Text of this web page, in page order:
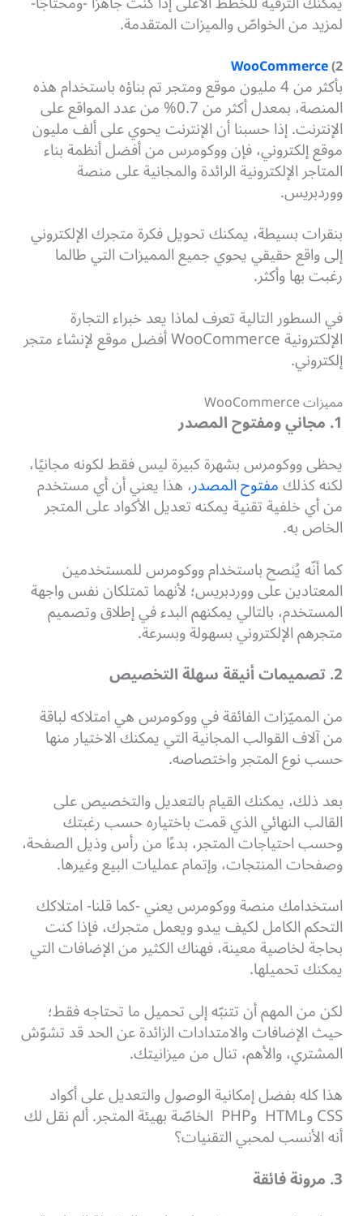
لمزيد من الخواصّ والميزات المتقدمة.
2)
WooCommerce
بأكثر من 4 مليون موقع ومتجر تم بناؤه باستخدام هذه
المنصة، بمعدل أكثر من 0.7% من عدد المواقع على
الإنترنت. إذا حسبنا أن الإنترنت يحوي على ألف مليون
موقع إلكتروني، فإن ووكومرس من أفضل أنظمة بناء
المتاجر الإلكترونية الرائدة والمجانية على منصة
ووردبريس.
بنقرات بسيطة، يمكنك تحويل فكرة متجرك الإلكتروني
إلى واقع حقيقي يحوي جميع المميزات التي طالما
رغبت بها وأكثر.
في السطور التالية تعرف لماذا يعد خبراء التجارة
الإلكترونية WooCommerce أفضل موقع لإنشاء متجر
إلكتروني.
مميزات WooCommerce
1. مجاني ومفتوح المصدر
يحظى ووكومرس بشهرة كبيرة ليس فقط لكونه مجانيًا،
لكنه كذلكمفتوح المصدر، هذا يعني أن أي مستخدم
من أي خلفية تقنية يمكنه تعديل الأكواد على المتجر
الخاص به.
كما أنّه يُنصح باستخدام ووكومرس للمستخدمين
المعتادين على ووردبريس؛ لأنهما تمتلكان نفس واجهة
المستخدم، بالتالي يمكنهم البدء في إطلاق وتصميم
متجرهم الإلكتروني بسهولة وبسرعة.
2. تصميمات أنيقة سهلة التخصيص
من المميّزات الفائقة في ووكومرس هي امتلاكه لباقة
من آلاف القوالب المجانية التي يمكنك الاختيار منها
حسب نوع المتجر واختصاصه.
بعد ذلك، يمكنك القيام بالتعديل والتخصيص على
القالب النهائي الذي قمت باختياره حسب رغبتك
وحسب احتياجات المتجر، بدءًا من رأس وذيل الصفحة،
وصفحات المنتجات، وإتمام عمليات البيع وغيرها.
استخدامك منصة ووكومرس يعني -كما قلنا- امتلاكك
التحكم الكامل لكيف يبدو ويعمل متجرك، فإذا كنت
بحاجة لخاصية معينة، فهناك الكثير من الإضافات التي
يمكنك تحميلها.
لكن من المهم أن تتنبّه إلى تحميل ما تحتاجه فقط؛
حيث الإضافات والامتدادات الزائدة عن الحد قد تشوّش
المشتري، والأهم، تنال من ميزانيتك.
هذا كله بفضل إمكانية الوصول والتعديل على أكواد
CSS وHTML وPHP الخاصّة بهيئة المتجر. ألم نقل لك
أنه الأنسب لمحبي التقنيات؟
3. مرونة فائقة